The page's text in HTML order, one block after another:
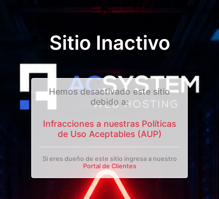
Sitio Inactivo
Hemos desactivado este sitio
debido a:
Infracciones a nuestras Políticas
de Uso Aceptables (AUP)
Si eres dueño de este sitio ingresa a nuestro
Portal de Clientes